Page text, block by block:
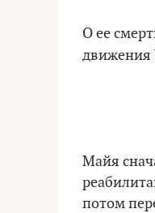
О ее
движения
Майя
потом